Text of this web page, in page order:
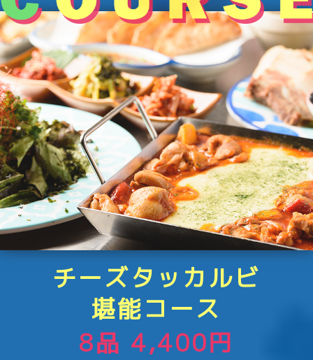
チーズタッカルビ
堪能コース
8品 4,400円